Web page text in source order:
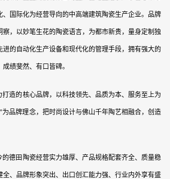
国际化为经营导向的中高端建筑陶瓷生产企业。品牌
，以妙笔生花的陶瓷语言，为都市新贵，量身定制独
的自动化生产设备和现代化的管理手段，拥有强大的
绩斐然、有口皆碑。
造的核心品牌，以科技领先、品质为本、服务至上为
为品牌理念，把时尚设计与佛山千年陶艺相融合，创造
德田陶瓷经营实力雄厚、产品规格配套齐全、质量稳
、品牌形象突出、出口创汇能力强、行业内外享有盛